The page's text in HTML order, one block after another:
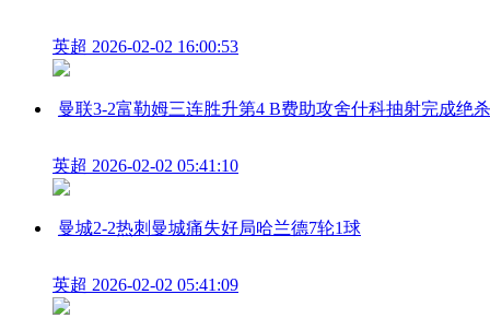
英超 2026-02-02 16:00:53
曼联3-2富勒姆三连胜升第4 B费助攻舍什科抽射完成绝杀
英超 2026-02-02 05:41:10
曼城2-2热刺曼城痛失好局哈兰德7轮1球
英超 2026-02-02 05:41:09